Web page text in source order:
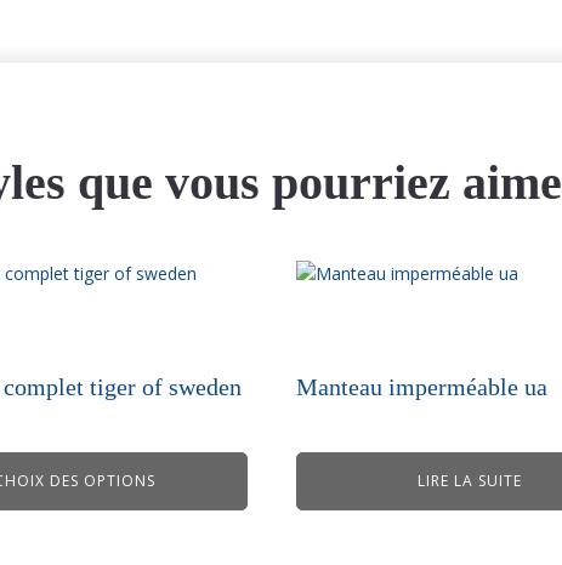
que vous pourriez
complet tiger of sweden
DES OPTIONS
Manteau imperméable ua
LIRE LA SUITE